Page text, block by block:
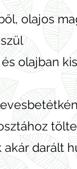
olajos
olajban
darált